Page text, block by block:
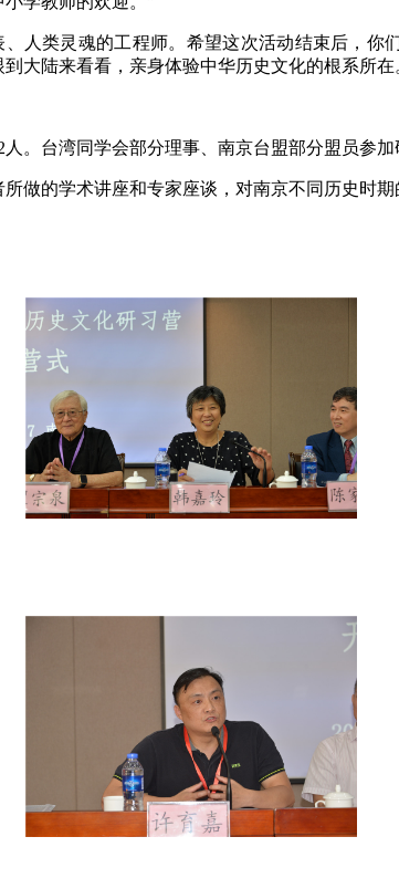
类灵魂的工程师。希望这次活动结束后，你
大陆来看看，亲身体验中华历史文化的根系所在
台湾同学会部分理事、南京台盟部分盟员参加
的学术讲座和专家座谈，对南京不同历史时期